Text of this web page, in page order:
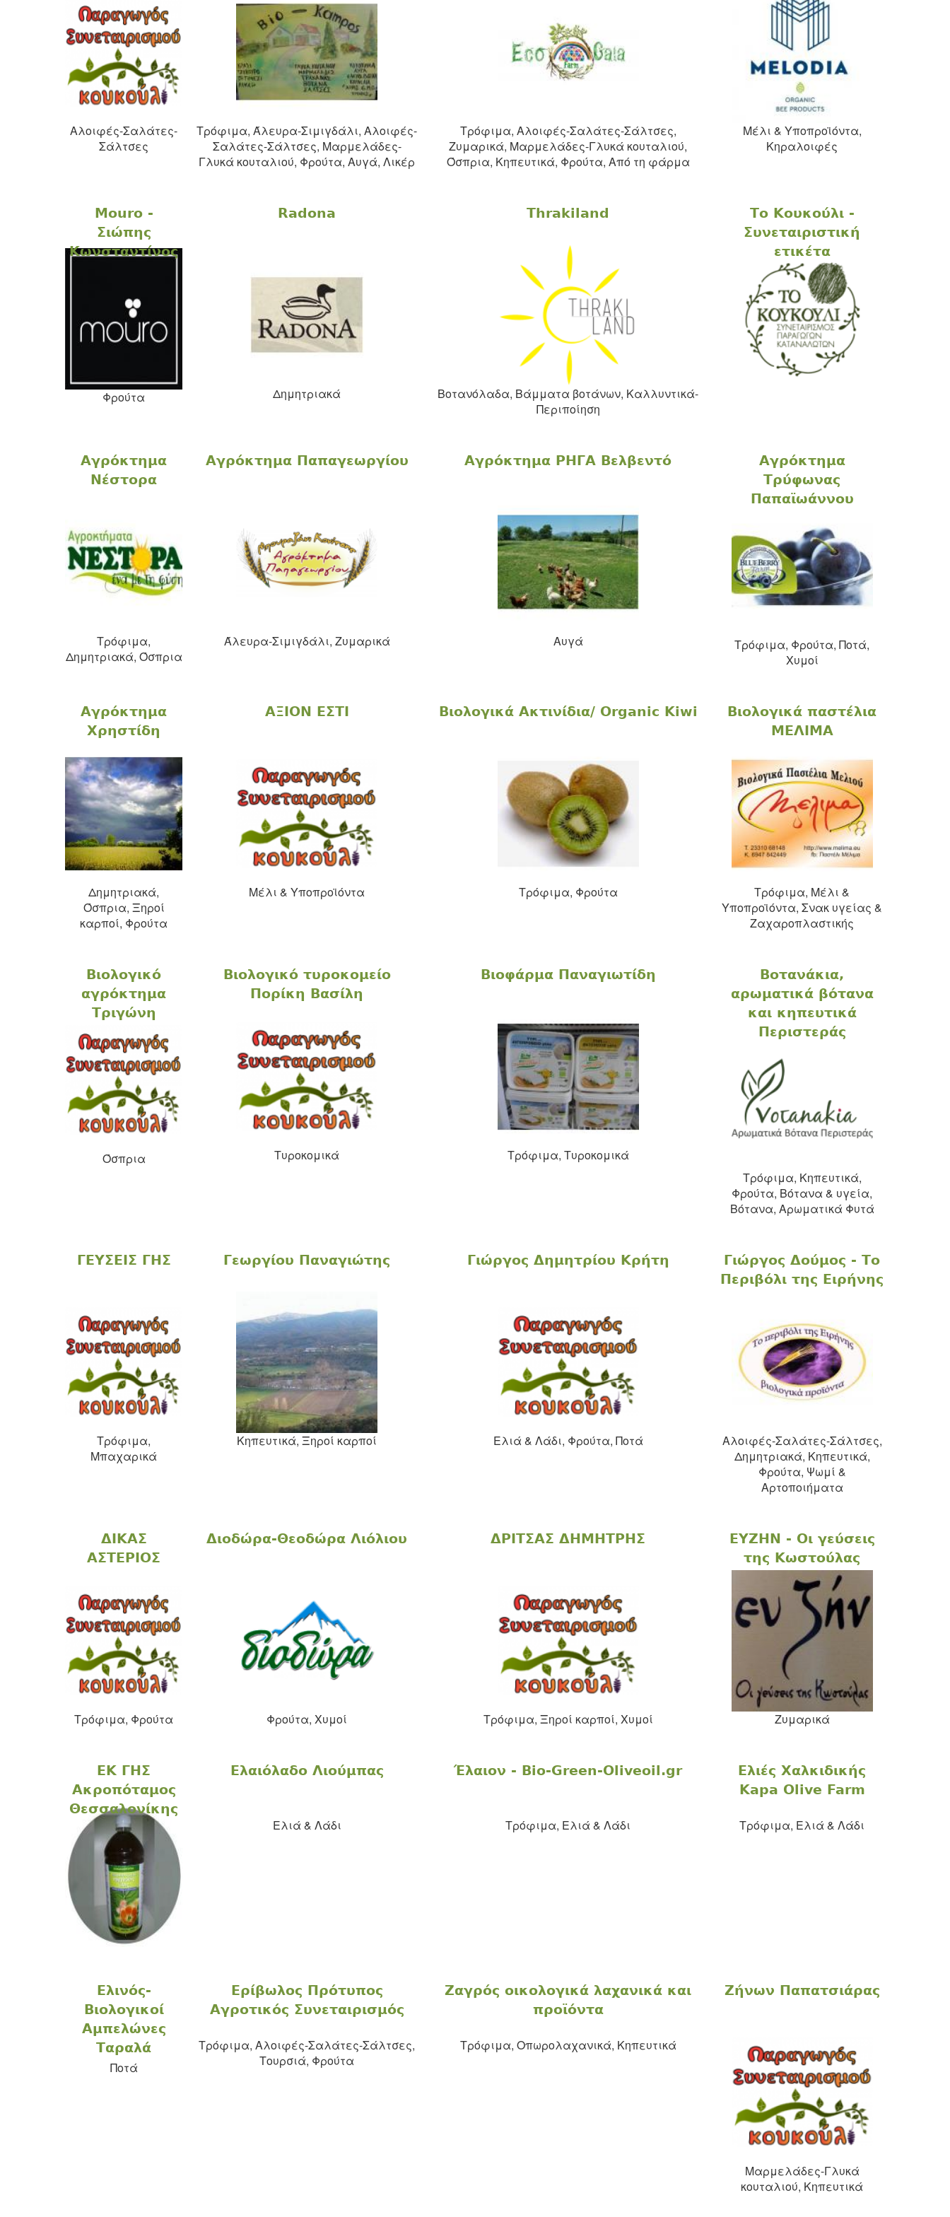
Αλοιφές-Σαλάτες-
Σάλτσες
Τρόφιμα, Άλευρα-Σιμιγδάλι, Αλοιφές-
Σαλάτες-Σάλτσες, Μαρμελάδες-
Γλυκά κουταλιού, Φρούτα, Αυγά, Λικέρ
Τρόφιμα, Αλοιφές-Σαλάτες-Σάλτσες,
Ζυμαρικά, Μαρμελάδες-Γλυκά κουταλιού,
Όσπρια, Κηπευτικά, Φρούτα, Από τη φάρμα
Μέλι & Υποπροϊόντα,
Κηραλοιφές
Mouro -
Σιώπης
Κωνσταντίνος
Φρούτα
Radona
Δημητριακά
Thrakiland
Βοτανόλαδα, Βάμματα βοτάνων, Καλλυντικά-
Περιποίηση
Tο Κουκούλι -
Συνεταιριστική
ετικέτα
Αγρόκτημα
Νέστορα
Τρόφιμα,
Δημητριακά, Όσπρια
Αγρόκτημα Παπαγεωργίου
Άλευρα-Σιμιγδάλι, Ζυμαρικά
Αγρόκτημα ΡΗΓΑ Βελβεντό
Αυγά
Αγρόκτημα
Τρύφωνας
Παπαϊωάννου
Τρόφιμα, Φρούτα, Ποτά,
Χυμοί
Αγρόκτημα
Χρηστίδη
Δημητριακά,
Όσπρια, Ξηροί
καρποί, Φρούτα
ΑΞΙΟΝ ΕΣΤΙ
Μέλι & Υποπροϊόντα
Βιολογικά Ακτινίδια/ Organic Kiwi
Τρόφιμα, Φρούτα
Βιολογικά παστέλια
ΜΕΛΙΜΑ
Τρόφιμα, Μέλι &
Υποπροϊόντα, Σνακ υγείας &
Ζαχαροπλαστικής
Βιολογικό
αγρόκτημα
Τριγώνη
Όσπρια
Βιολογικό τυροκομείο
Πορίκη Βασίλη
Tυροκομικά
Βιοφάρμα Παναγιωτίδη
Τρόφιμα, Tυροκομικά
Βοτανάκια,
αρωματικά βότανα
και κηπευτικά
Περιστεράς
Τρόφιμα, Κηπευτικά,
Φρούτα, Bότανα & υγεία,
Βότανα, Αρωματικά Φυτά
ΓΕΥΣΕΙΣ ΓΗΣ
Τρόφιμα,
Μπαχαρικά
Γεωργίου Παναγιώτης
Κηπευτικά, Ξηροί καρποί
Γιώργος Δημητρίου Κρήτη
Eλιά & Λάδι, Φρούτα, Ποτά
Γιώργος Δούμος - Το
Περιβόλι της Ειρήνης
Αλοιφές-Σαλάτες-Σάλτσες,
Δημητριακά, Κηπευτικά,
Φρούτα, Ψωμί &
Αρτοποιήματα
ΔΙΚΑΣ
ΑΣΤΕΡΙΟΣ
Τρόφιμα, Φρούτα
Διοδώρα-Θεοδώρα Λιόλιου
Φρούτα, Χυμοί
ΔΡΙΤΣΑΣ ΔΗΜΗΤΡΗΣ
Τρόφιμα, Ξηροί καρποί, Χυμοί
ΕYZHN - Oι γεύσεις
της Κωστούλας
Ζυμαρικά
ΕΚ ΓΗΣ
Ακροπόταμος
Θεσσαλονίκης
Ελαιόλαδο Λιούμπας
Eλιά & Λάδι
Έλαιον - Bio-Green-Oliveoil.gr
Τρόφιμα, Eλιά & Λάδι
Ελιές Χαλκιδικής
Kapa Olive Farm
Τρόφιμα, Eλιά & Λάδι
Ελινός-
Βιολογικοί
Αμπελώνες
Ταραλά
Ποτά
Ερίβωλος Πρότυπος
Αγροτικός Συνεταιρισμός
Τρόφιμα, Αλοιφές-Σαλάτες-Σάλτσες,
Τουρσιά, Φρούτα
Ζαγρός οικολογικά λαχανικά και
προϊόντα
Τρόφιμα, Οπωρολαχανικά, Κηπευτικά
Ζήνων Παπατσιάρας
Μαρμελάδες-Γλυκά
κουταλιού, Κηπευτικά